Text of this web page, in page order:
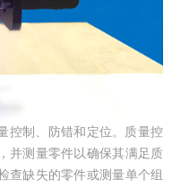
控制、防错和定位。质量控
并测量零件以确保其满足质
查缺失的零件或测量单个组